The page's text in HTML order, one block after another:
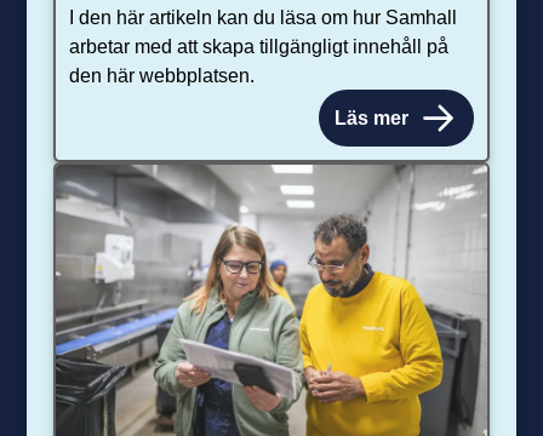
I den här artikeln kan du läsa om hur Samhall
arbetar med att skapa tillgängligt innehåll på
den här webbplatsen.
Läs mer